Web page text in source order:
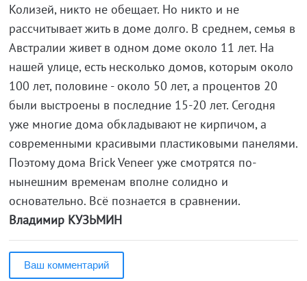
Колизей, никто не обещает. Но никто и не
рассчитывает жить в доме долго. В среднем, семья в
Австралии живет в одном доме около 11 лет. На
нашей улице, есть несколько домов, которым около
100 лет, половине - около 50 лет, а процентов 20
были выстроены в последние 15-20 лет. Сегодня
уже многие дома обкладывают не кирпичом, а
современными красивыми пластиковыми панелями.
Поэтому дома Brick Veneer уже смотрятся по-
нынешним временам вполне солидно и
основательно. Всё познается в сравнении.
Владимир КУЗЬМИН
Ваш комментарий